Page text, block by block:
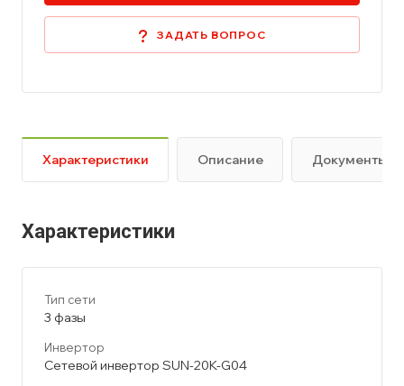
ЗАДАТЬ ВОПРОС
Характеристики Описание Документы
Характеристики
Тип сети
3 фазы
Инвертор
Сетевой инвертор SUN-20K-G04